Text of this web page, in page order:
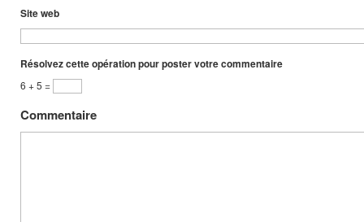
Site web
Résolvez cette opération pour poster votre commentaire
6 + 5 =
Commentaire